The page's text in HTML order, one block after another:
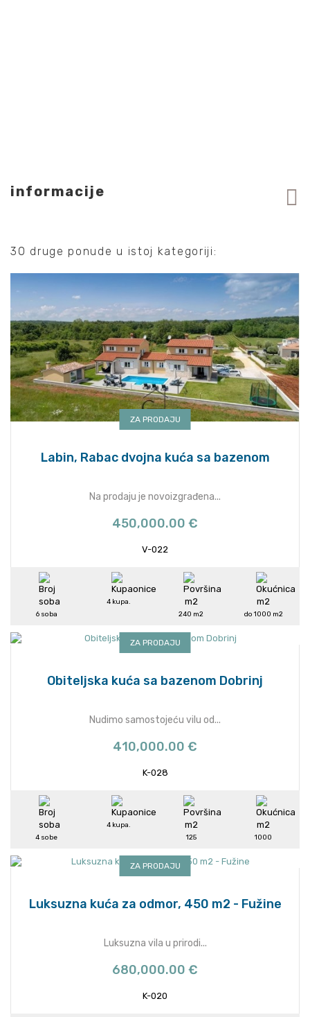
informacije
30 druge ponude u istoj kategoriji:
ZA PRODAJU
Labin, Rabac dvojna kuća sa bazenom
Na prodaju je novoizgrađena...
450,000.00 €
V-022
6 soba
4 kupa.
240 m2
do 1000 m2
ZA PRODAJU
Obiteljska kuća sa bazenom Dobrinj
Nudimo samostojeću vilu od...
410,000.00 €
K-028
4 sobe
4 kupa.
125
1000
ZA PRODAJU
Luksuzna kuća za odmor, 450 m2 - Fužine
Luksuzna vila u prirodi...
680,000.00 €
K-020